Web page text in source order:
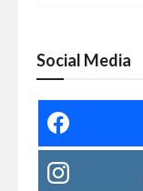
Social Media